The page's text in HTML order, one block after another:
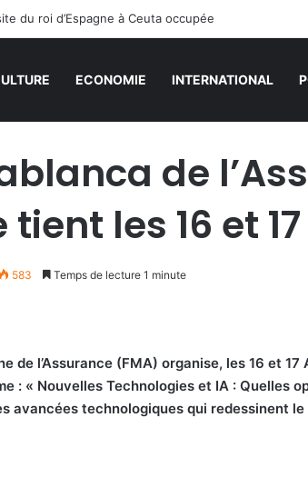
du roi d’Espagne à Ceuta occupée
ECONOMIE INTERNATIONAL
de
tient les 16 et
583 Temps de lecture 1 minute
l’Assurance (FMA) organise, les 16 et 17
: « Nouvelles Technologies et IA : Quelles
technologiques qui redessinent le